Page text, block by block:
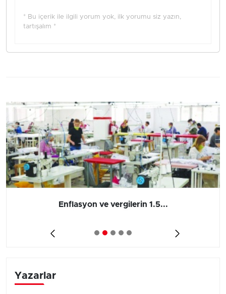
* Bu içerik ile ilgili yorum yok, ilk yorumu siz yazın,
tartışalım *
Enflasyon ve vergilerin 1.5...
Yazarlar